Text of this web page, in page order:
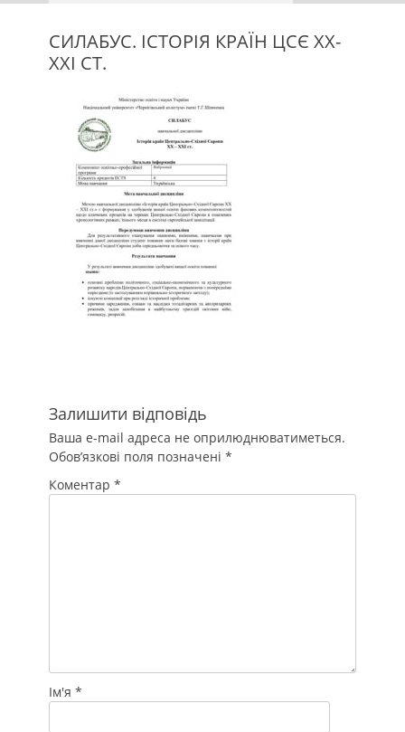
СИЛАБУС. ІСТОРІЯ КРАЇН ЦСЄ ХХ-
ХХІ СТ.
Залишити відповідь
Ваша e-mail адреса не оприлюднюватиметься.
Обов’язкові поля позначені *
Коментар *
Ім'я *